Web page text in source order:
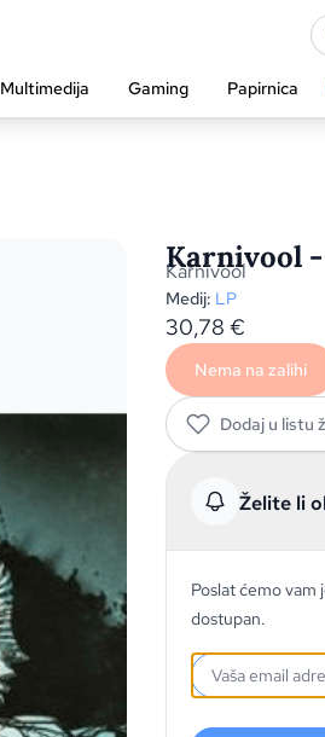
Multimedija Gaming Papirnica
Karnivool
Karnivool
Medij: LP
30,78 €
Nema na zalihi
Dodaj u listu
Želite li
Poslat ćemo
dostupan.